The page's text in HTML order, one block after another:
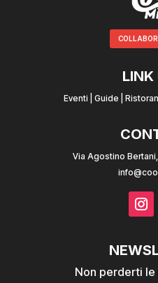
LINK
Eventi Guide
Via Agostino
Non perderti le